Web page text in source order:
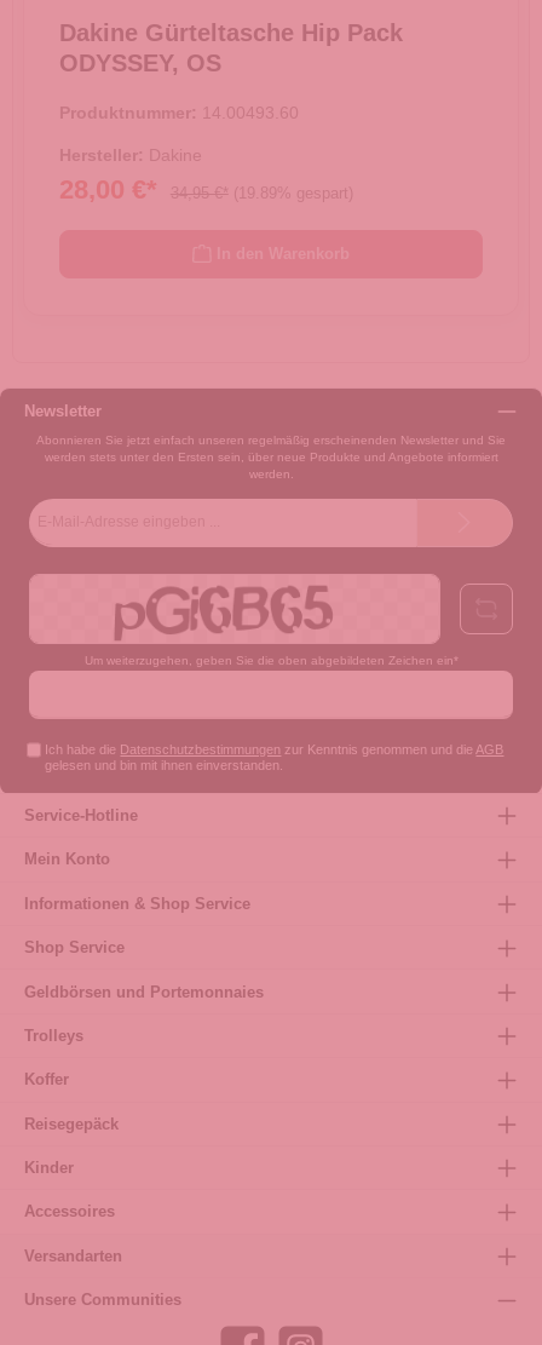
Dakine Gürteltasche Hip Pack
ODYSSEY, OS
Produktnummer: 14.00493.60
Hersteller: Dakine
28,00 €* 34,95 €* (19.89% gespart)
Newsletter
Abonnieren Sie jetzt einfach unseren regelmäßig erscheinenden Newsletter und Sie
werden stets unter den Ersten sein, über neue Produkte und Angebote informiert
werden.
Um weiterzugehen, geben Sie die oben abgebildeten Zeichen ein*
Ich habe die Datenschutzbestimmungen zur Kenntnis genommen und die AGB
gelesen und bin mit ihnen einverstanden.
Service-Hotline
Mein Konto
Informationen & Shop Service
Shop Service
Geldbörsen und Portemonnaies
Trolleys
Koffer
Reisegepäck
Kinder
Accessoires
Versandarten
Unsere Communities